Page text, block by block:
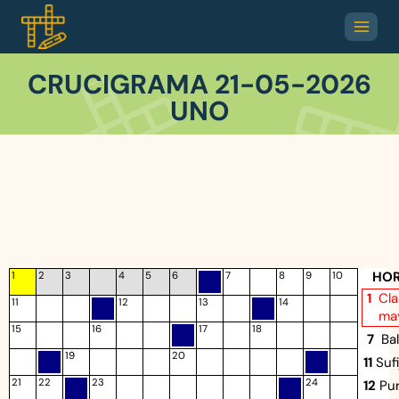
CRUCIGRAMA 21-05-2026
UNO
1
7
11
12
1 2 3 4 5 6 7 8 9
10
11
12 13
14
15
16 17
18
19
20
21
22 23
24